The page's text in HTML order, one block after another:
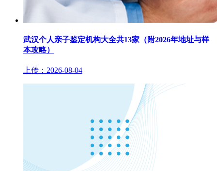
武汉个人亲子鉴定机构大全共13家（附2026年地址与样
本攻略）
上传：2026-08-04